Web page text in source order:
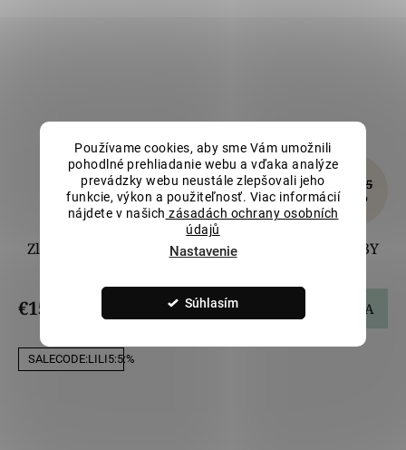
Používame cookies, aby sme Vám umožnili
pohodlné prehliadanie webu a vďaka analýze
prevádzky webu neustále zlepšovali jeho
funkcie, výkon a použiteľnosť. Viac informácií
nájdete v našich zásadách ochrany osobních
údajů
Nastavenie
Súhlasím
€175,05
–10 %
Zlatý prívesok Strom života v kruhu LLV37-GP003Y
€157,55 DO KOŠÍKA
SALECODE:LILI5:5:%